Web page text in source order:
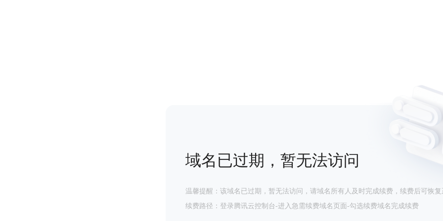
域名已过期，暂无法访问
温馨提醒：该域名已过期，暂无法访问，请域名所有人及时完成续费，续费后可恢复
续费路径：登录腾讯云控制台-进入急需续费域名页面-勾选续费域名完成续费